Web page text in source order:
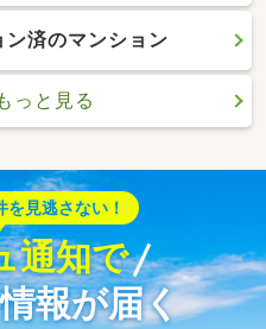
ン済のマンション
っと見る
を見逃さない！
通知で
報が届く